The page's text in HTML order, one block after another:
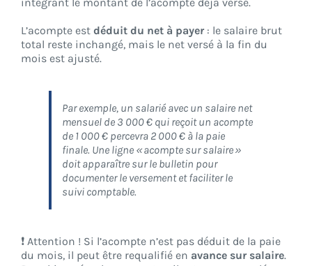
L’acompte est déduit du net à payer: le salaire brut
total reste inchangé, mais le net versé à la fin du
mois est ajusté.
Par exemple, un salarié avec un salaire net
mensuel de 3 000 € qui reçoit un acompte
de 1 000 € percevra 2 000 € à la paie
finale. Une ligne « acompte sur salaire »
doit apparaître sur le bulletin pour
documenter le versement et faciliter le
suivi comptable.
❗ Attention ! Si l’acompte n’est pas déduit de la paie
du mois, il peut être requalifié en avance sur salaire.